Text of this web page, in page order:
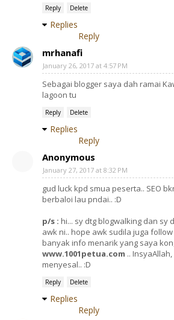
Reply Delete
Replies
Reply
mrhanafi
January 26, 2017 at 4:57 PM
Sebagai blogger saya dah ramai
lagoon tu
Reply Delete
Replies
Reply
Anonymous
January 27, 2017 at 8:32 PM
gud luck kpd smua peserta.. SEO
berbaloi lau pndai.. :D
p/s : hi... sy dtg blogwalking dan sy
awk ni.. hope awk sudila juga follow
banyak info menarik yang saya
www.1001petua.com ..
menyesal.. :D
Reply Delete
Replies
Reply